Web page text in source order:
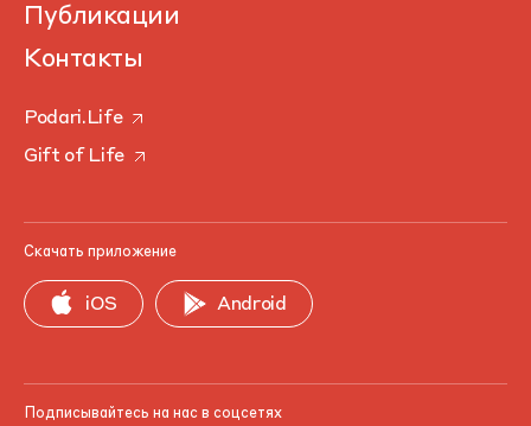
Публикации
Контакты
Podari.Life
Gift of Life
Скачать приложение
iOS Android
Подписывайтесь на нас в соцсетях